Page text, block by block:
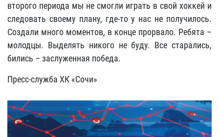
второго периода мы не смогли играть в свой хоккей и
следовать своему плану, где-то у нас не получилось.
Создали много моментов, в конце прорвало. Ребята –
молодцы. Выделять никого не буду. Все старались,
бились – заслуженная победа.
Пресс-служба ХК «Сочи»